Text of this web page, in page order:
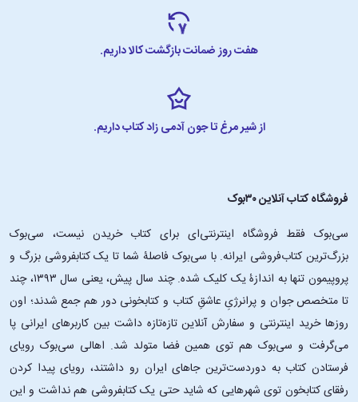
هفت روز ضمانت بازگشت کالا داریم.
از شیر مرغ تا جون آدمی زاد کتاب داریم.
فروشگاه کتاب آنلاین ۳۰بوک
سی‌بوک فقط فروشگاه اینترنتی‌ای برای کتاب خریدن نیست، سی‌بوک
بزرگ‌ترین کتاب‌فروشی ایرانه. با سی‌بوک فاصلۀ شما تا یک کتابفروشی بزرگ و
پروپیمون تنها به اندازۀ یک کلیک شده. چند سال پیش، یعنی سال ۱۳۹۳، چند
تا متخصص جوان و پرانرژیِ عاشقِ کتاب و کتابخونی دور هم جمع شدند؛ اون‌
روزها خرید اینترنتی و سفارش آنلاین تازه‌تازه داشت بین کاربرهای ایرانی پا
می‌گرفت و سی‌بوک هم توی همین فضا متولد شد. اهالی سی‌بوک رویای
فرستادن کتاب به دوردست‌ترین جاهای ایران رو داشتند، رویای پیدا کردن
رفقای کتابخون توی شهرهایی که شاید حتی یک کتابفروشی هم نداشت و این